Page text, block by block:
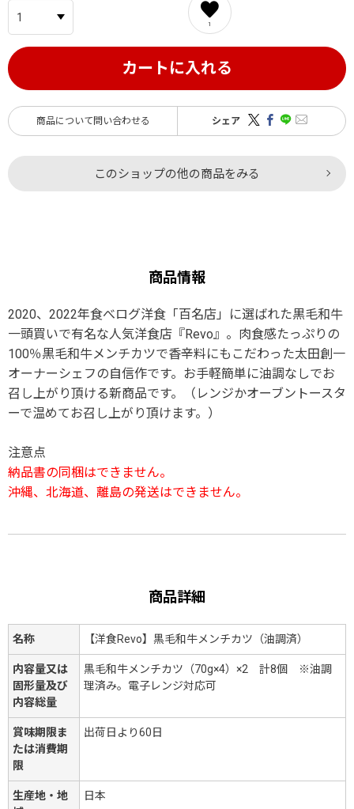
1
カートに入れる
商品について問い合わせる シェア
このショップの他の商品をみる
商品情報
2020、2022年食べログ洋食「百名店」に選ばれた黒毛和牛
一頭買いで有名な人気洋食店『Revo』。肉食感たっぷりの
100％黒毛和牛メンチカツで香辛料にもこだわった太田創一
オーナーシェフの自信作です。お手軽簡単に油調なしでお
召し上がり頂ける新商品です。（レンジかオーブントースタ
ーで温めてお召し上がり頂けます。）
注意点
納品書の同梱はできません。
沖縄、北海道、離島の発送はできません。
商品詳細
名称 【洋食Revo】黒毛和牛メンチカツ（油調済）
内容量又は
固形量及び
内容総量
黒毛和牛メンチカツ（70g×4）×2 計8個 ※油調
理済み。電子レンジ対応可
賞味期限ま
たは消費期
限
出荷日より60日
生産地・地
日本